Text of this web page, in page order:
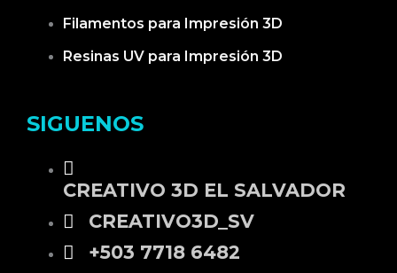
Filamentos para Impresión 3D
Resinas UV para Impresión 3D
SIGUENOS
CREATIVO 3D EL SALVADOR
CREATIVO3D_SV
+503 7718 6482